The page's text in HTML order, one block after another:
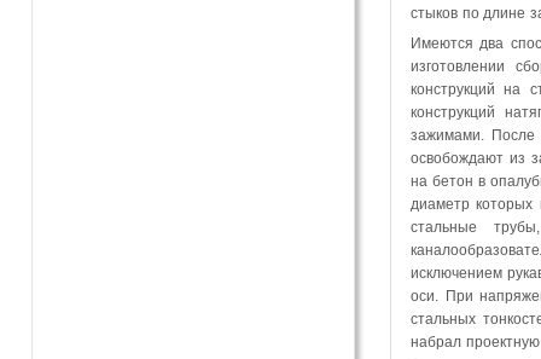
стыков по длине
Имеются два
изготовлении
конструкций на
конструкций
зажимами. После
освобождают из
на бетон в
диаметр
стальные
исключением
оси. При
стальных
набрал